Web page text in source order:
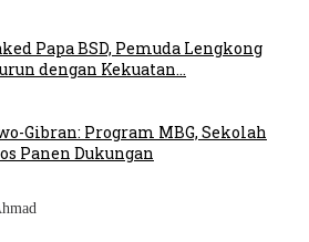
Papa BSD, Pemuda Lengkong
dengan Kekuatan…
Gibran: Program MBG, Sekolah
Panen Dukungan